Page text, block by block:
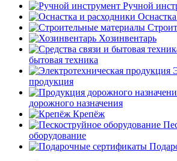
Ручной
Хозинвентарь
бытовая техника
продукция
дорожного назначения
Крепёж
оборудование